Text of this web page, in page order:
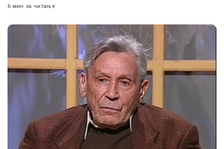
6 мин за читање